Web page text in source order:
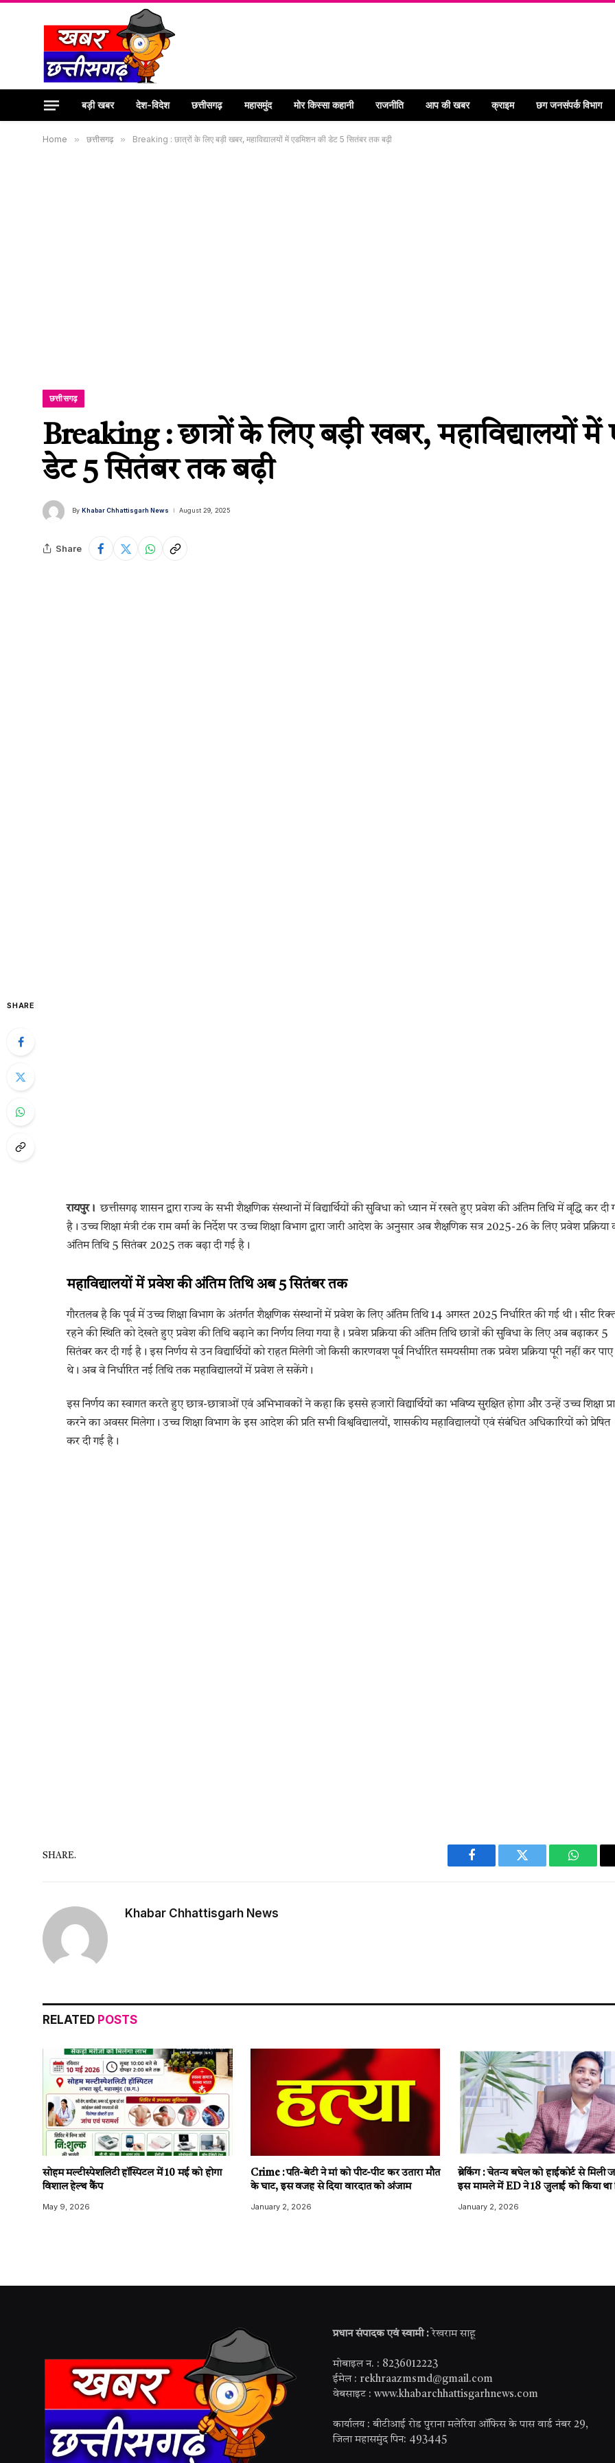
बड़ी खबर देश-विदेश छत्तीसगढ़ महासमुंद मोर किस्सा कहानी राजनीति आप की खबर क्राइम छग जनसंपर्क विभाग
Home » छत्तीसगढ़ » Breaking : छात्रों के लिए बड़ी खबर, महाविद्यालयों में एडमिशन की डेट 5 सितंबर तक बढ़ी
छत्तीसगढ़
Breaking : छात्रों के लिए बड़ी खबर, महाविद्यालयों
डेट 5 सितंबर तक बढ़ी
By Khabar Chhattisgarh News August 29, 2025
Share
SHARE
रायपुर। छत्तीसगढ़ शासन द्वारा राज्य के सभी शैक्षणिक संस्थानों में विद्यार्थियों की सुविधा को ध्यान में रखते हुए प्रवेश की अंतिम तिथि में वृद्धि कर दी
है। उच्च शिक्षा मंत्री टंक राम वर्मा के निर्देश पर उच्च शिक्षा विभाग द्वारा जारी आदेश के अनुसार अब शैक्षणिक सत्र 2025-26 के लिए प्रवेश प्रक्रिया
अंतिम तिथि 5 सितंबर 2025 तक बढ़ा दी गई है।
महाविद्यालयों में प्रवेश की अंतिम तिथि अब 5 सितंबर तक
गौरतलब है कि पूर्व में उच्च शिक्षा विभाग के अंतर्गत शैक्षणिक संस्थानों में प्रवेश के लिए अंतिम तिथि 14 अगस्त 2025 निर्धारित की गई थी। सीट
रहने की स्थिति को देखते हुए प्रवेश की तिथि बढ़ाने का निर्णय लिया गया है। प्रवेश प्रक्रिया की अंतिम तिथि छात्रों की सुविधा के लिए अब बढ़ाकर 5
सितंबर कर दी गई है। इस निर्णय से उन विद्यार्थियों को राहत मिलेगी जो किसी कारणवश पूर्व निर्धारित समयसीमा तक प्रवेश प्रक्रिया पूरी नहीं कर पाए
थे। अब वे निर्धारित नई तिथि तक महाविद्यालयों में प्रवेश ले सकेंगे।
इस निर्णय का स्वागत करते हुए छात्र-छात्राओं एवं अभिभावकों ने कहा कि इससे हजारों विद्यार्थियों का भविष्य सुरक्षित होगा और उन्हें उच्च शिक्षा
करने का अवसर मिलेगा। उच्च शिक्षा विभाग के इस आदेश की प्रति सभी विश्वविद्यालयों, शासकीय महाविद्यालयों एवं संबंधित अधिकारियों को प्रेषित
कर दी गई है।
SHARE.
Facebook Twitter
Khabar Chhattisgarh News
RELATED POSTS
सोहम मल्टीस्पेशलिटी हॉस्पिटल में 10 मई को होगा
विशाल हेल्थ कैंप
May 9, 2026
Crime : पति-बेटी ने मां को पीट-पीट कर उतारा मौत
के घाट, इस वजह से दिया वारदात को अंजाम
January 2, 2026
ब्रेकिंग : चेतन्य बघेल को हाईकोर्ट से मिली
इस मामले में ED ने 18 जुलाई को किया था
January 2, 2026
प्रधान संपादक एवं स्वामी : रेखराम साहू
मोबाइल न. : 8236012223
ईमेल : rekhraazmsmd@gmail.com
वेबसाइट : www.khabarchhattisgarhnews.com
कार्यालय : बीटीआई रोड पुराना मलेरिया ऑफिस के पास वार्ड नंबर 29,
जिला महासमुंद पिन: 493445